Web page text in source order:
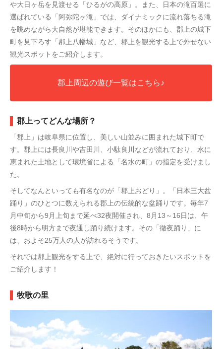
や大日ヶ岳を見渡せる
「ひるがの高原」。また、日本の滝百選に
選ばれている「阿弥陀ヶ滝」では、ダイナミックに流れ落ちる滝
を眺めながら大自然が堪能できます。そのほかにも、郡上の城下
町を見下ろす「郡上八幡城」など、郡上を観光する上で外せない
観光スポットをご紹介します。
郡上周辺の遊び一覧はこちら♪
郡上ってどんな場所？
「郡上」は岐阜県に位置し、美しい山並みに囲まれた城下町で
す。郡上には長良川や吉田川、小駄良川などが流れており、水に
恵まれた土地として環境省による「名水の町」の指定を受けまし
た。
そしてなんといっても有名なのが「郡上おどり」。「日本三大盆
踊り」のひとつに数えられる郡上の伝統的な盆踊りです。毎年7
月中旬から9月上旬まで延べ32夜開催され、8月13～16日は、午
後8時から明方まで夜通し踊り続けます。その「徹夜踊り」に
は、およそ25万人の人が訪れるそうです。
それでは郡上観光をする上で、絶対に行っておきたいスポットを
ご紹介します！
牧歌の里